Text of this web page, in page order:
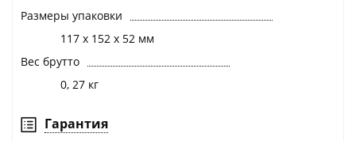
Размеры упаковки
117 х 152 х 52 мм
Вес брутто
0, 27 кг
Гарантия